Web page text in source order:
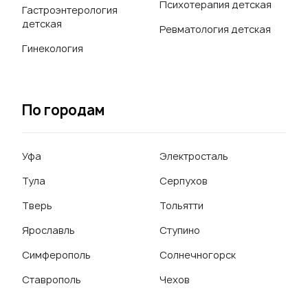
Гастроэнтерология
детская
Гинекология
Психотерапия детская
Ревматология детская
По городам
Уфа
Тула
Тверь
Ярославль
Симферополь
Ставрополь
Электросталь
Серпухов
Тольятти
Ступино
Солнечногорск
Чехов